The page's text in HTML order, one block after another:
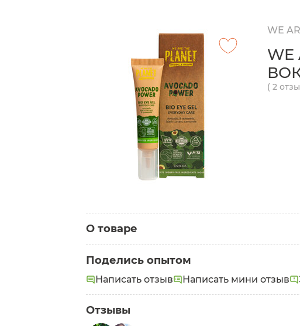
WE
( 2
О товаре
Поделись опытом
Написать отзыв Написать мини отзыв
Отзывы